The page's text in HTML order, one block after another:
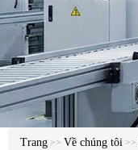
Trang >> Về chúng tôi >>